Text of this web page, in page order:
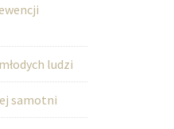
ludzi
samotni